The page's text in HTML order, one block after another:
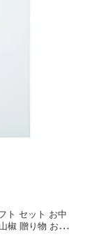
ト セット お中
椒 贈り物 お取
歳暮 冬ギフト